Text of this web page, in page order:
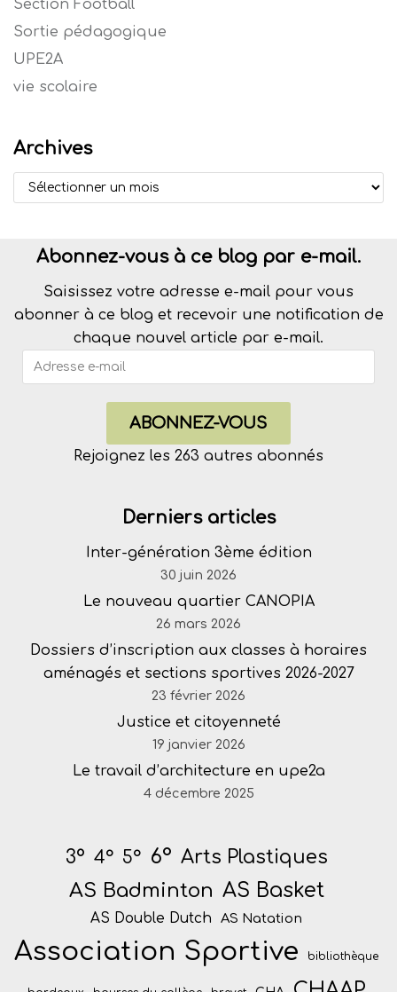
Section Football
Sortie pédagogique
UPE2A
vie scolaire
Archives
Abonnez-vous à ce blog par e-mail.
Saisissez votre adresse e-mail pour vous
abonner à ce blog et recevoir une notification de
chaque nouvel article par e-mail.
ABONNEZ-VOUS
Rejoignez les 263 autres abonnés
Derniers articles
Inter-génération 3ème édition
30 juin 2026
Le nouveau quartier CANOPIA
26 mars 2026
Dossiers d’inscription aux classes à horaires
aménagés et sections sportives 2026-2027
23 février 2026
Justice et citoyenneté
19 janvier 2026
Le travail d’architecture en upe2a
4 décembre 2025
3° 4° 5° 6° Arts Plastiques
AS Badminton AS Basket
AS Double Dutch AS Natation
Association Sportive bibliothèque